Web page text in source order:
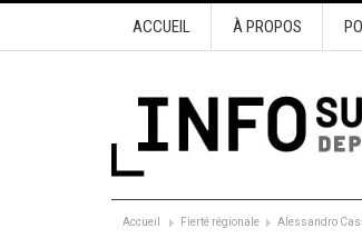
ACCUEIL À PROPOS
Accueil Fierté régionale Alessandro